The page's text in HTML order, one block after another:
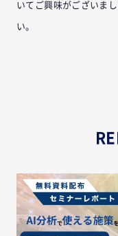
いてご興味がございま
い。